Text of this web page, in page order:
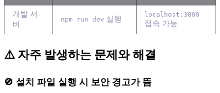
개발 서
버
npm run dev 실행
localhost:3000
접속 가능
⚠️ 자주 발생하는 문제와 해결
🚫 설치 파일 실행 시 보안 경고가 뜸